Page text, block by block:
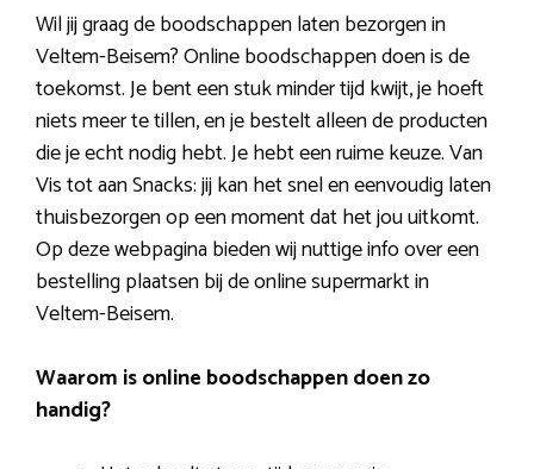
Wil jij graag de boodschappen laten bezorgen in
Veltem-Beisem? Online boodschappen doen is de
toekomst. Je bent een stuk minder tijd kwijt, je hoeft
niets meer te tillen, en je bestelt alleen de producten
die je echt nodig hebt. Je hebt een ruime keuze. Van
Vis tot aan Snacks: jij kan het snel en eenvoudig laten
thuisbezorgen op een moment dat het jou uitkomt.
Op deze webpagina bieden wij nuttige info over een
bestelling plaatsen bij de online supermarkt in
Veltem-Beisem.
Waarom is online boodschappen doen zo
handig?